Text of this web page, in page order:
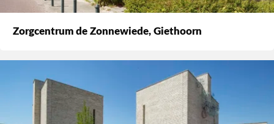
Zorgcentrum de Zonnewiede, Giethoorn